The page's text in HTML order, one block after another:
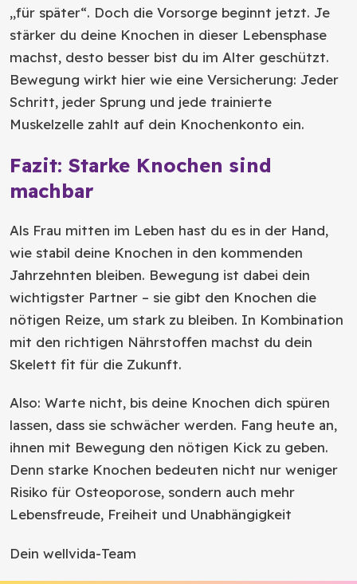
„für später“. Doch die Vorsorge beginnt jetzt. Je
stärker du deine Knochen in dieser Lebensphase
machst, desto besser bist du im Alter geschützt.
Bewegung wirkt hier wie eine Versicherung: Jeder
Schritt, jeder Sprung und jede trainierte
Muskelzelle zahlt auf dein Knochenkonto ein.
Fazit: Starke Knochen sind
machbar
Als Frau mitten im Leben hast du es in der Hand,
wie stabil deine Knochen in den kommenden
Jahrzehnten bleiben. Bewegung ist dabei dein
wichtigster Partner – sie gibt den Knochen die
nötigen Reize, um stark zu bleiben. In Kombination
mit den richtigen Nährstoffen machst du dein
Skelett fit für die Zukunft.
Also: Warte nicht, bis deine Knochen dich spüren
lassen, dass sie schwächer werden. Fang heute an,
ihnen mit Bewegung den nötigen Kick zu geben.
Denn starke Knochen bedeuten nicht nur weniger
Risiko für Osteoporose, sondern auch mehr
Lebensfreude, Freiheit und Unabhängigkeit
Dein wellvida-Team